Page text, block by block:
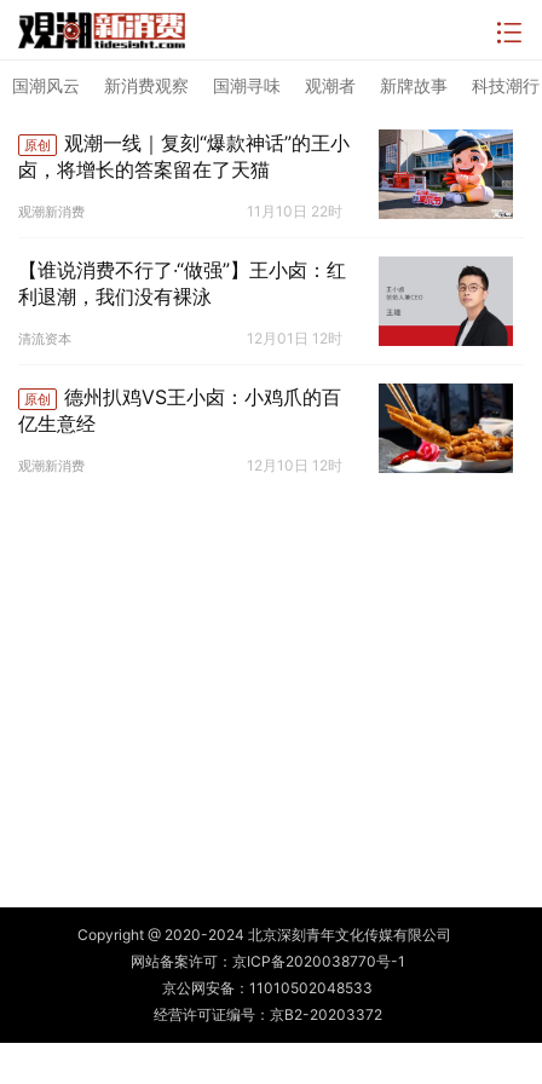
国潮风云 新消费观察 国潮寻味 观潮者 新牌故事 科技潮行
原创
观潮一线｜复刻“爆款神话”的王小
卤，将增长的答案留在了天猫
观潮新消费 11月10日 22时
【谁说消费不行了·“做强”】王小卤：红
利退潮，我们没有裸泳
清流资本 12月01日 12时
原创
德州扒鸡VS王小卤：小鸡爪的百
亿生意经
观潮新消费 12月10日 12时
Copyright @ 2020-2024 北京深刻青年文化传媒有限公司
网站备案许可： 京ICP备2020038770号-1
京公网安备： 11010502048533
经营许可证编号：京B2-20203372